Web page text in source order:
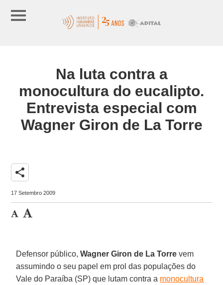
Na luta contra a
monocultura do eucalipto.
Entrevista especial com
Wagner Giron de La Torre
share
17 Setembro 2009
Defensor público,Wagner Giron de La Torre vem
assumindo o seu papel em prol das populações do
Vale do Paraíba (SP) que lutam contra a monocultura